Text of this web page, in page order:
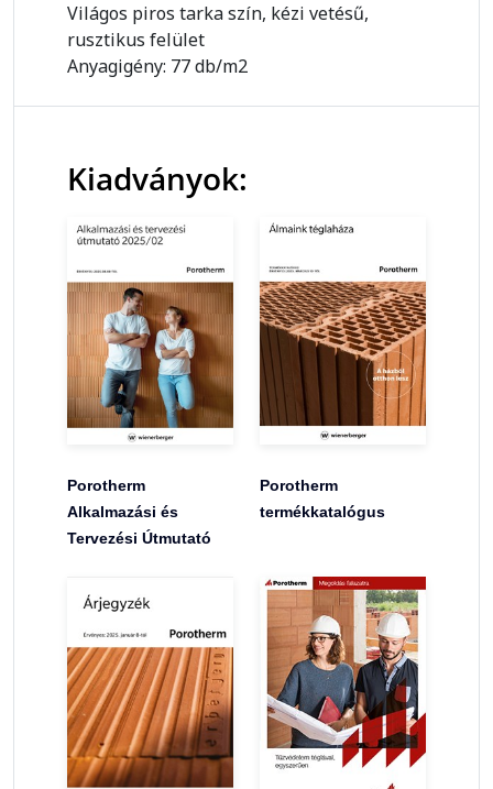
Világos piros tarka szín, kézi vetésű,
rusztikus felület
Anyagigény: 77 db/m2
Kiadványok:
Porotherm
Alkalmazási és
Tervezési Útmutató
Porotherm
termékkatalógus